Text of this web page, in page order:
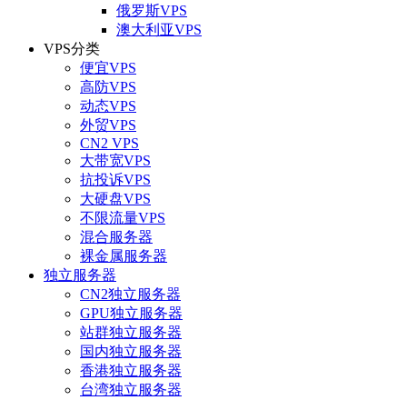
俄罗斯VPS
澳大利亚VPS
VPS分类
便宜VPS
高防VPS
动态VPS
外贸VPS
CN2 VPS
大带宽VPS
抗投诉VPS
大硬盘VPS
不限流量VPS
混合服务器
裸金属服务器
独立服务器
CN2独立服务器
GPU独立服务器
站群独立服务器
国内独立服务器
香港独立服务器
台湾独立服务器